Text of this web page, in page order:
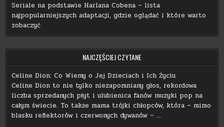
Seriale na podstawie Harlana Cobena – lista
najpopularniejszych adaptacji, gdzie oglądać i które warto
zobaczyć
NAJCZĘŚCIEJ CZYTANE
Celine Dion: Co Wiemy o Jej Dzieciach i Ich Życiu
Celine Dion to nie tylko niezapomniany głos, rekordowa
liczba sprzedanych płyt i ulubienica fanów muzyki pop na
całym świecie. To także mama trójki chłopców, która – mimo
blasku reflektorów i czerwonych dywanów – …